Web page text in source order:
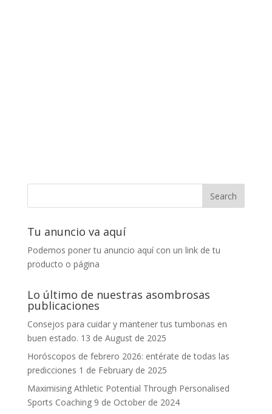
Tu anuncio va aquí
Podemos poner tu anuncio aquí con un link de tu
producto o página
Lo último de nuestras asombrosas
publicaciones
Consejos para cuidar y mantener tus tumbonas en
buen estado. 13 de August de 2025
Horóscopos de febrero 2026: entérate de todas las
predicciones 1 de February de 2025
Maximising Athletic Potential Through Personalised
Sports Coaching 9 de October de 2024